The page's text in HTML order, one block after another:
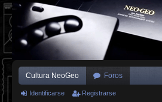
Cultura NeoGeo Foros
Identificarse Registrarse